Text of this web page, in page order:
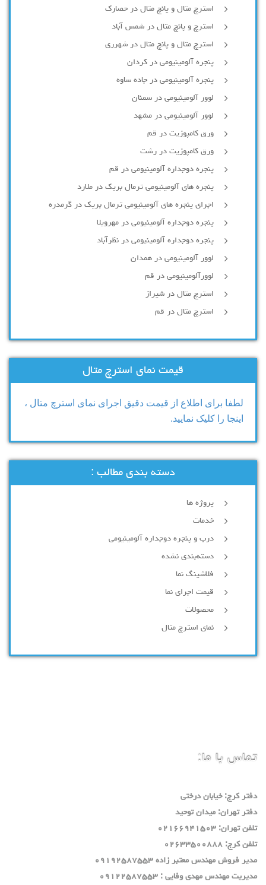
استرچ متال و پانچ متال در حصارك
استرچ و پانچ متال در شمس آباد
استرچ متال و پانچ متال در شهرری
پنجره آلومینیومی در کردان
پنجره آلومینیومی در جاده ساوه
لوور آلومینیومی در سمنان
لوور آلومینیومی در مشهد
ورق کامپوزیت در قم
ورق کامپوزیت در رشت
پنجره دوجداره آلومينيومی در قم
پنجره های آلومینیومی ترمال بریک در ملارد
اجرای پنجره های آلومینیومی ترمال بریک در گرمدره
پنجره دوجداره آلومینیومی در مهرویلا
پنجره دوجداره آلومینیومی در نظرآباد
لوور آلومینیومی در همدان
لوورآلومینیومی در قم
استرچ متال در شیراز
استرچ متال در قم
قیمت نمای استرچ متال
لطفا برای اطلاع از قیمت دقیق اجرای نمای استرچ متال ،
اینجا را کلیک نمایید.
دسته بندی مطالب :
پروژه ها
خدمات
درب و پنجره دوجداره آلومینیومی
دسته‌بندی نشده
فلاشینگ نما
قیمت اجرای نما
محصولات
نمای استرچ متال
تماس با ما:
دفتر كرج: خيابان درختي
دفتر تهران: ميدان توحيد
تلفن تهران: ٠٢١٦٦٩٤١٥٠٣
تلفن كرج: ٠٢٦٣٣٥٠٠٨٨٨
مدير فروش مهندس معتبر زاده ٠٩١٩٢٥٨٧٥٥٣
مديريت مهندس مهدي وفايي : ٠٩١٢٢٥٨٧٥٥٣